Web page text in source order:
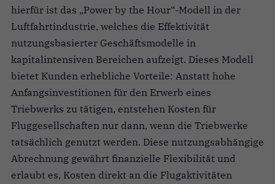
hierfür ist das „Power by the Hour“-Modell in der
Luftfahrtindustrie, welches die Effektivität
nutzungsbasierter Geschäftsmodelle in
kapitalintensiven Bereichen aufzeigt. Dieses Modell
bietet Kunden erhebliche Vorteile: Anstatt hohe
Anfangsinvestitionen für den Erwerb eines
Triebwerks zu tätigen, entstehen Kosten für
Fluggesellschaften nur dann, wenn die Triebwerke
tatsächlich genutzt werden. Diese nutzungsabhängige
Abrechnung gewährt finanzielle Flexibilität und
erlaubt es, Kosten direkt an die Flugaktivitäten